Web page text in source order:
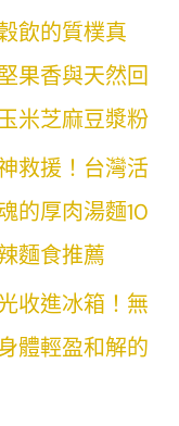
飲的質樸真
果香與天然回
米芝麻豆漿粉
救援！台灣活
的厚肉湯麵10
麵食推薦
收進冰箱！無
體輕盈和解的